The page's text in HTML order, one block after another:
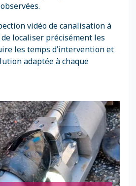
vidéo de canalisation à
localiser précisément les
les temps d’intervention et
adaptée à chaque